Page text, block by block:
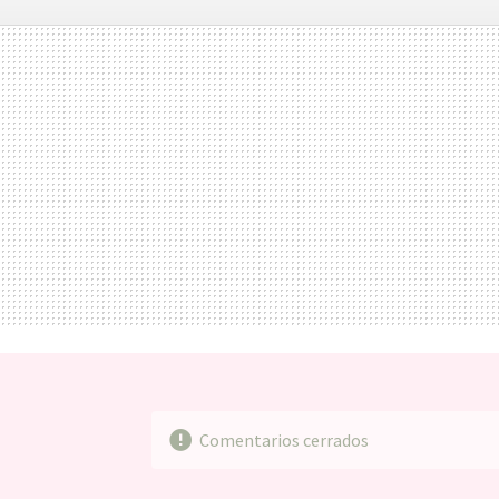
MAIL
Comentarios cerrados